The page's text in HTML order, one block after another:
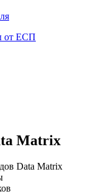
от ЕСП
Matrix
Data Matrix